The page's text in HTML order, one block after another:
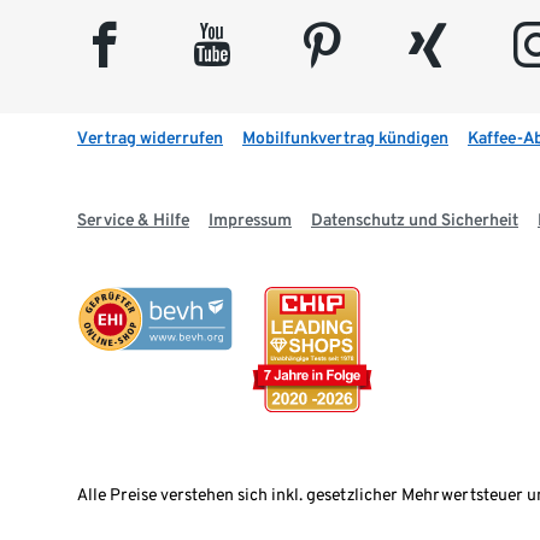
facebook youtube pinterest xing
Vertrag widerrufen Mobilfunkvertrag kündigen Kaffee-
Service & Hilfe Impressum Datenschutz und Sicherheit
Alle Preise verstehen sich inkl. gesetzlicher Mehrwertsteuer